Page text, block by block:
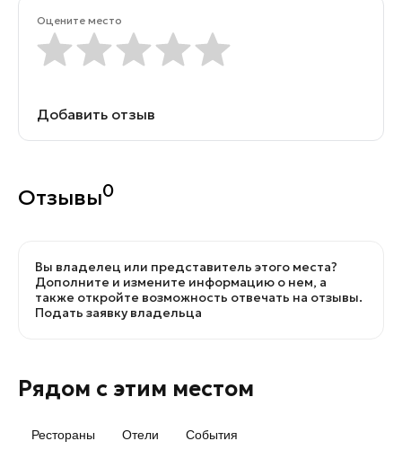
Оцените место
Добавить отзыв
Отзывы0
Вы владелец или представитель этого места?
Дополните и измените информацию о нем, а
также откройте возможность отвечать на отзывы.
Подать заявку владельца
Рядом с этим местом
Рестораны Отели События